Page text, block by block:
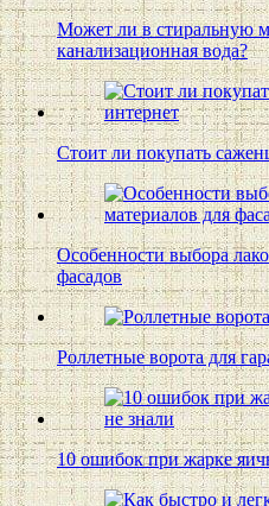
Может ли в стиральную
канализационная вода?
Стоит ли покупать
Особенности выбора
фасадов
Роллетные ворота для
10 ошибок при жарке